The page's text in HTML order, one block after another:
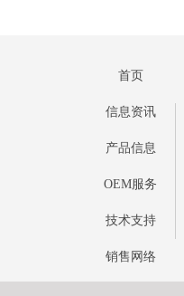
首页
信息资讯
产品信息
OEM服务
技术支持
销售网络